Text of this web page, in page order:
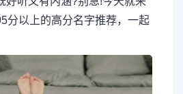
分以上的高分名字推荐，一起